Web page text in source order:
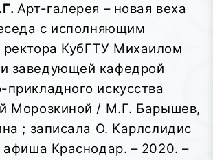
Арт-галерея – новая веха
с исполняющим
ректора КубГТУ Михаилом
заведующей кафедрой
прикладного искусства
Морозкиной / М.Г. Барышев,
; записала О. Карлслидис
афиша Краснодар. – 2020. –